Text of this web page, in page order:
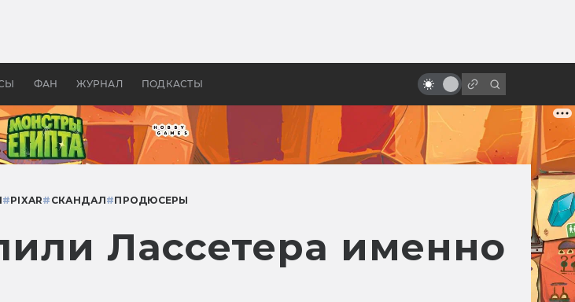
ФАН ЖУРНАЛ ПОДКАСТЫ
Древней Грецией
лучших и главных
#PIXAR# СКАНДАЛ#ПРОДЮСЕРЫ
Лассетера именно